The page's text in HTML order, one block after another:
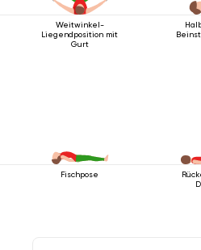
Weitwinkel-
Liegendposition mit
Gurt
Fischpose